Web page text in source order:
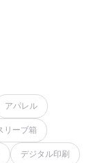
アパレル
リーブ箱
デジタル印刷